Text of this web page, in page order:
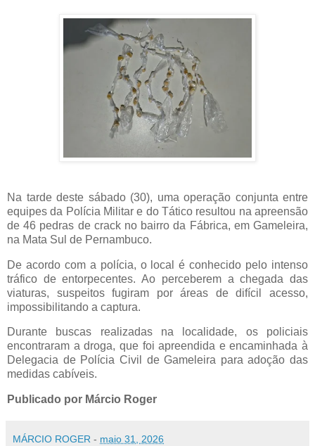
Na tarde deste sábado (30), uma operação conjunta entre
equipes da Polícia Militar e do Tático resultou na apreensão
de 46 pedras de crack no bairro da Fábrica, em Gameleira,
na Mata Sul de Pernambuco.
De acordo com a polícia, o local é conhecido pelo intenso
tráfico de entorpecentes. Ao perceberem a chegada das
viaturas, suspeitos fugiram por áreas de difícil acesso,
impossibilitando a captura.
Durante buscas realizadas na localidade, os policiais
encontraram a droga, que foi apreendida e encaminhada à
Delegacia de Polícia Civil de Gameleira para adoção das
medidas cabíveis.
Publicado por Márcio Roger
MÁRCIO ROGER - maio 31, 2026